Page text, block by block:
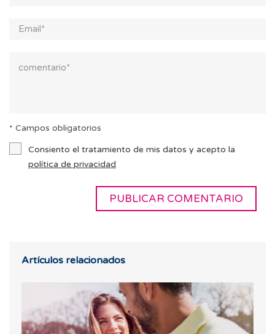
* Campos obligatorios
Consiento el tratamiento de mis datos y acepto la
política de privacidad
Artículos relacionados